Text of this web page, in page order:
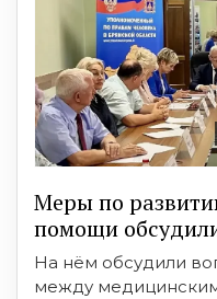
Меры по
помощи
На нём обсудили
между